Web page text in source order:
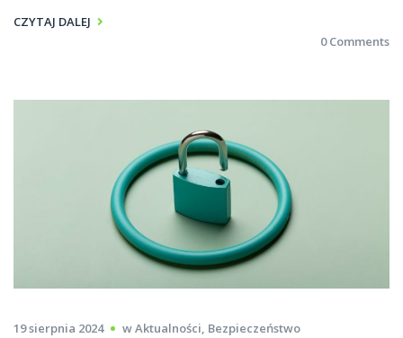
CZYTAJ DALEJ
0 Comments
19 sierpnia 2024 wAktualności, Bezpieczeństwo